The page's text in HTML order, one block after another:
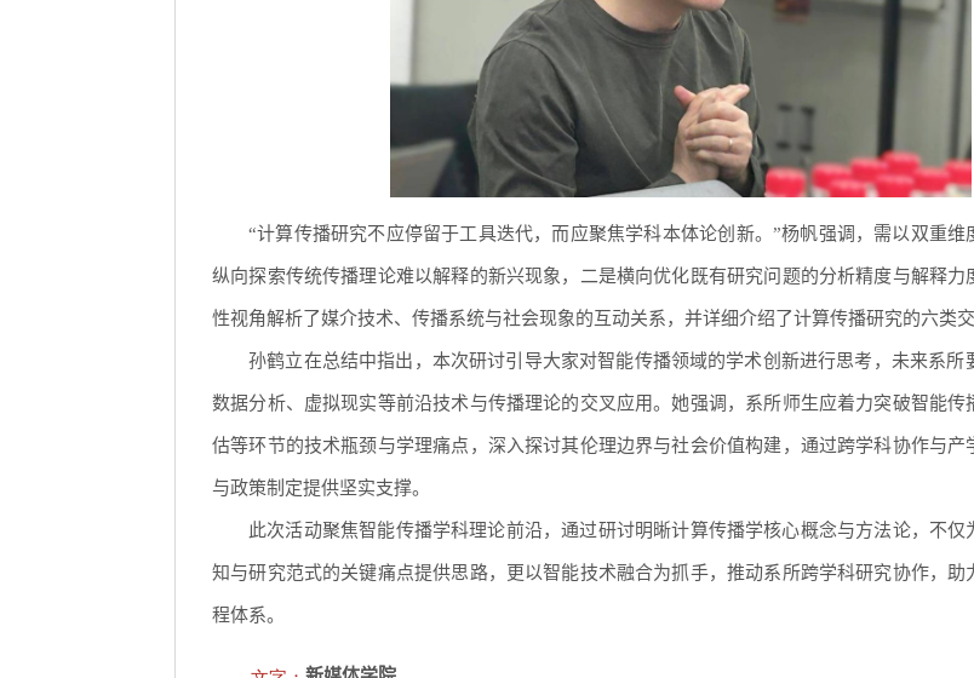
“计算传播研究不应停留于工具迭代，而应聚焦学科本体论创新。”杨帆强调，需以双重维
纵向探索传统传播理论难以解释的新兴现象，二是横向优化既有研究问题的分析精度与解释力
性视角解析了媒介技术、传播系统与社会现象的互动关系，并详细介绍了计算传播研究的六类交
孙鹤立在总结中指出，本次研讨引导大家对智能传播领域的学术创新进行思考，未来系所
数据分析、虚拟现实等前沿技术与传播理论的交叉应用。她强调，系所师生应着力突破智能传
估等环节的技术瓶颈与学理痛点，深入探讨其伦理边界与社会价值构建，通过跨学科协作与产
与政策制定提供坚实支撑。
此次活动聚焦智能传播学科理论前沿，通过研讨明晰计算传播学核心概念与方法论，不仅
知与研究范式的关键痛点提供思路，更以智能技术融合为抓手，推动系所跨学科研究协作，助
程体系。